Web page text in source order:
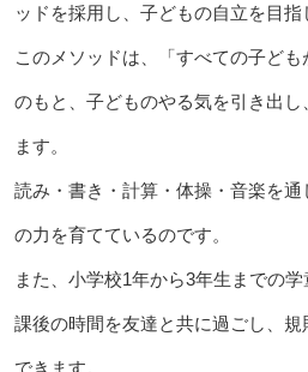
ッドを採用し、子どもの自立を目指
このメソッドは、「すべての子ど
のもと、子どものやる気を引き出
ます。
読み・書き・計算・体操・音楽を
の力を育てているのです。
また、小学校1年から3年生までの
課後の時間を友達と共に過ごし、
できます。